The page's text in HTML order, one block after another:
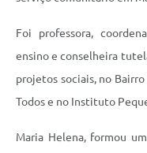
Foi professora,
ensino e conselheira
projetos sociais, no
Todos e no Instituto
Maria Helena, formou